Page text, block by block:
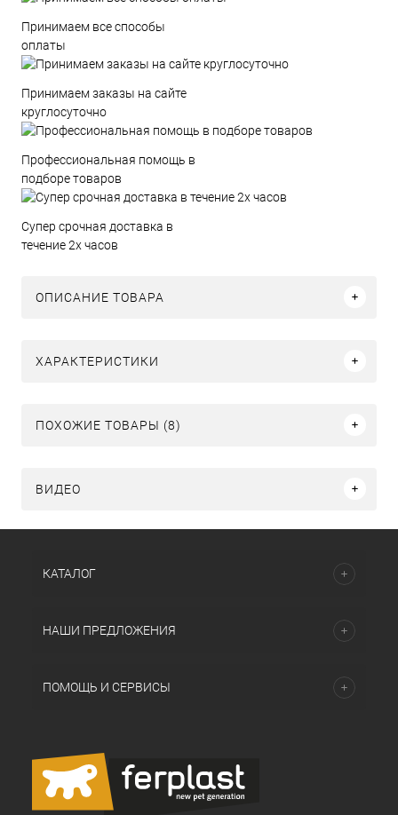
Принимаем все способы
оплаты
Принимаем заказы на сайте
круглосуточно
Профессиональная помощь в
подборе товаров
Супер срочная доставка в
течение 2х часов
ОПИСАНИЕ ТОВАРА
ХАРАКТЕРИСТИКИ
ПОХОЖИЕ ТОВАРЫ (8)
ВИДЕО
КАТАЛОГ
НАШИ ПРЕДЛОЖЕНИЯ
ПОМОЩЬ И СЕРВИСЫ